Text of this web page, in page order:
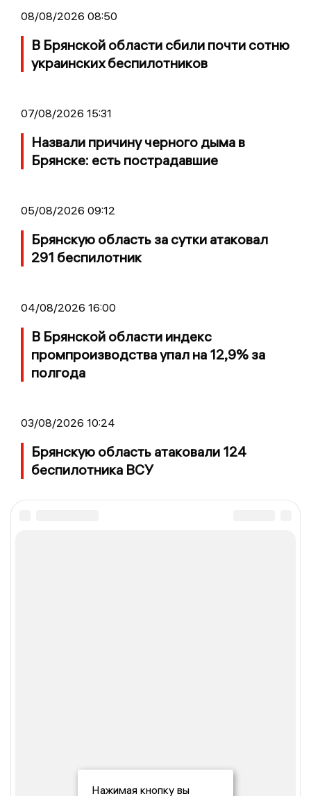
08/08/2026 08:50
В Брянской области сбили почти сотню
украинских беспилотников
07/08/2026 15:31
Назвали причину черного дыма в
Брянске: есть пострадавшие
05/08/2026 09:12
Брянскую область за сутки атаковал
291 беспилотник
04/08/2026 16:00
В Брянской области индекс
промпроизводства упал на 12,9% за
полгода
03/08/2026 10:24
Брянскую область атаковали 124
беспилотника ВСУ
Нажимая кнопку вы